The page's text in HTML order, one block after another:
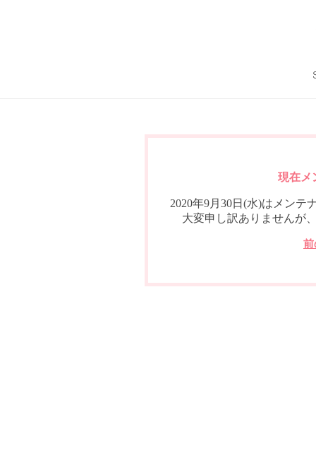
現在メ
2020年9月30日(水)はメンテ
大変申し訳ありませんが
前